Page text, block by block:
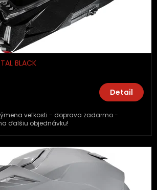
BLACK
Detail
veľkosti - doprava zadarmo -
ďalšiu objednávku!